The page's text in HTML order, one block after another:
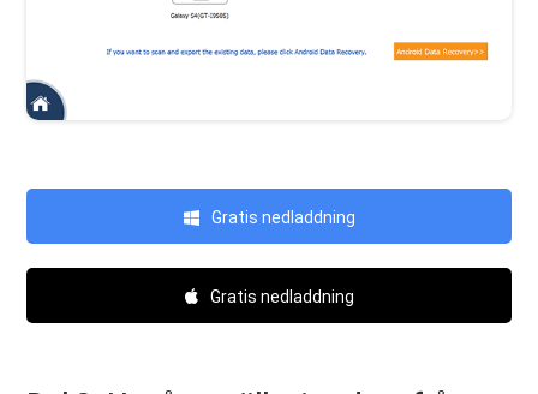
Gratis nedladdning
Gratis nedladdning